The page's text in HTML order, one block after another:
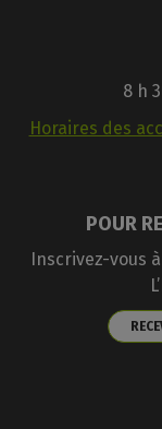
8 h
Horaires des
POUR
Inscrivez-vous